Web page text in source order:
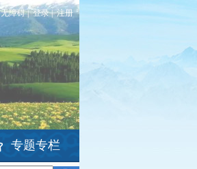
无障碍 | 登录 | 注册
专题专栏